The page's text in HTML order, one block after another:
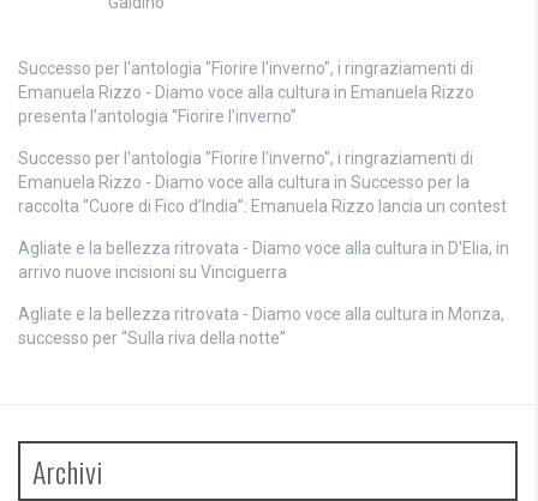
Successo per l'antologia "Fiorire l'inverno", i ringraziamenti di
Emanuela Rizzo - Diamo voce alla cultura in Emanuela Rizzo
presenta l’antologia “Fiorire l’inverno”
Successo per l'antologia "Fiorire l'inverno", i ringraziamenti di
Emanuela Rizzo - Diamo voce alla cultura in Successo per la
raccolta “Cuore di Fico d’India”: Emanuela Rizzo lancia un contest
Agliate e la bellezza ritrovata - Diamo voce alla cultura in D’Elia, in
arrivo nuove incisioni su Vinciguerra
Agliate e la bellezza ritrovata - Diamo voce alla cultura in Monza,
successo per “Sulla riva della notte”
Archivi